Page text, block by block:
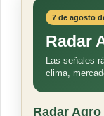
7 de agosto
Radar
Las señales
clima,
Radar